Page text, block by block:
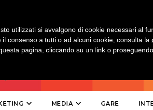
CINEMA
DIGITALE
MEDIA GARE
utilizzati si avvalgono di cookie necessari al
consenso a tutti o ad alcuni cookie, consulta la
pagina, cliccando su un link o